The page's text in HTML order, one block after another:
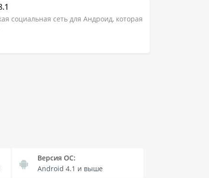
социальная сеть для Андроид, которая
Версия OC:
Android 4.1 и выше